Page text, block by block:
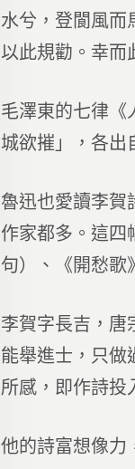
水兮，登閬風而
以此規勸。幸而
毛澤東的七律《
城欲摧」，各出
魯迅也愛讀李賀
作家都多。這四
句）、《開愁歌
李賀字長吉，唐
能舉進士，只做
所感，即作詩投
他的詩富想像力